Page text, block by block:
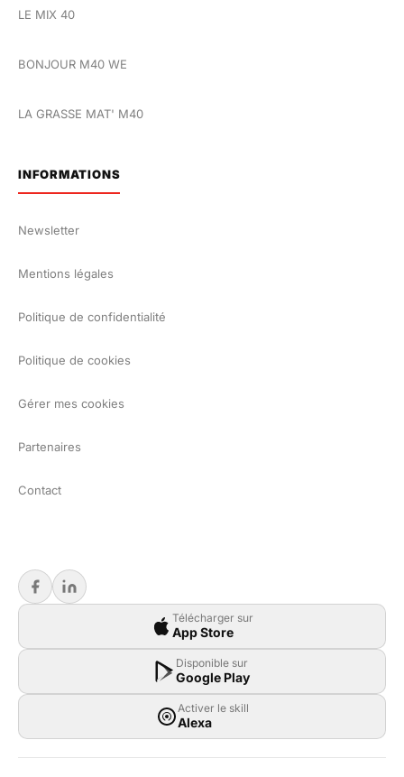
LE MIX 40
BONJOUR M40 WE
LA GRASSE MAT' M40
INFORMATIONS
Newsletter
Mentions légales
Politique de confidentialité
Politique de cookies
Gérer mes cookies
Partenaires
Contact
Télécharger sur
App Store
Disponible sur
Google Play
Activer le skill
Alexa